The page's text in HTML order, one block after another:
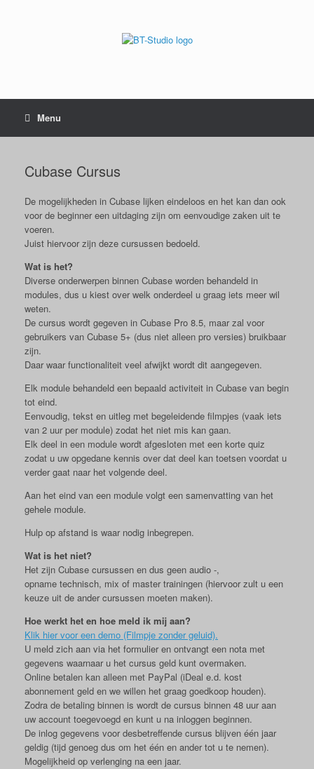
Menu
Cubase Cursus
De mogelijkheden in Cubase lijken eindeloos en het kan dan ook
voor de beginner een uitdaging zijn om eenvoudige zaken uit te
voeren.
Juist hiervoor zijn deze cursussen bedoeld.
Wat is het?
Diverse onderwerpen binnen Cubase worden behandeld in
modules, dus u kiest over welk onderdeel u graag iets meer wil
weten.
De cursus wordt gegeven in Cubase Pro 8.5, maar zal voor
gebruikers van Cubase 5+ (dus niet alleen pro versies) bruikbaar
zijn.
Daar waar functionaliteit veel afwijkt wordt dit aangegeven.
Elk module behandeld een bepaald activiteit in Cubase van begin
tot eind.
Eenvoudig, tekst en uitleg met begeleidende filmpjes (vaak iets
van 2 uur per module) zodat het niet mis kan gaan.
Elk deel in een module wordt afgesloten met een korte quiz
zodat u uw opgedane kennis over dat deel kan toetsen voordat u
verder gaat naar het volgende deel.
Aan het eind van een module volgt een samenvatting van het
gehele module.
Hulp op afstand is waar nodig inbegrepen.
Wat is het niet?
Het zijn Cubase cursussen en dus geen audio -,
opname technisch, mix of master trainingen (hiervoor zult u een
keuze uit de ander cursussen moeten maken).
Hoe werkt het en hoe meld ik mij aan?
Klik hier voor een demo (Filmpje zonder geluid).
U meld zich aan via het formulier en ontvangt een nota met
gegevens waarnaar u het cursus geld kunt overmaken.
Online betalen kan alleen met PayPal (iDeal e.d. kost
abonnement geld en we willen het graag goedkoop houden).
Zodra de betaling binnen is wordt de cursus binnen 48 uur aan
uw account toegevoegd en kunt u na inloggen beginnen.
De inlog gegevens voor desbetreffende cursus blijven één jaar
geldig (tijd genoeg dus om het één en ander tot u te nemen).
Mogelijkheid op verlenging na een jaar.